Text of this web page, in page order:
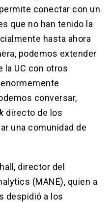
conectar con un
que no han tenido la
hasta ahora
podemos extender
la UC con otros
conversar,
directo de los
una comunidad de
director del
(MANE), quien a
despidió a los